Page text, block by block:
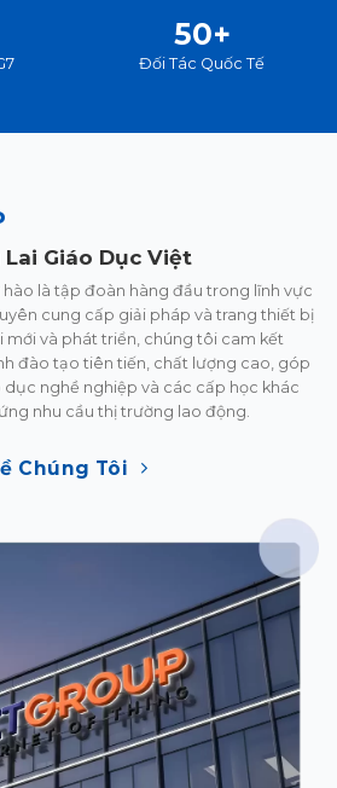
50+
Đối Tác Quốc Tế
Lai Giáo Dục Việt
hào là tập đoàn hàng đầu trong lĩnh vực
cung cấp giải pháp và trang thiết bị
mới và phát triển, chúng tôi cam kết
đào tạo tiên tiến, chất lượng cao, góp
nghề nghiệp và các cấp học khác
nhu cầu thị trường lao động.
Chúng Tôi